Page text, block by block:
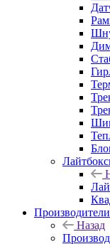
Производители
Назад